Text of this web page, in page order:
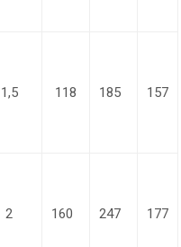
1,5 118 185 157
2 160 247 177